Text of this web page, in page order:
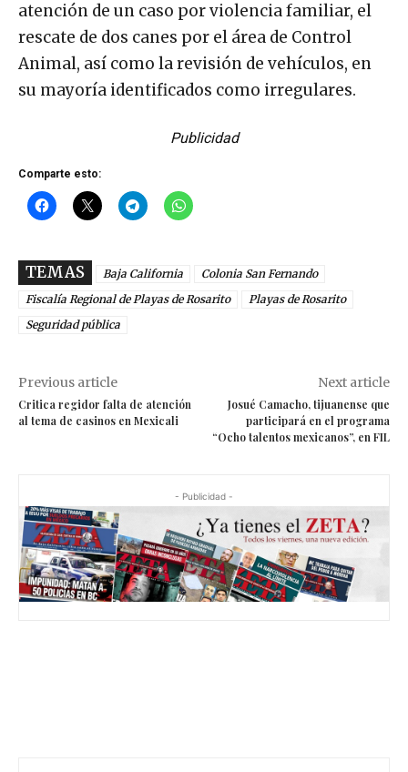
atención de un caso por violencia familiar, el
rescate de dos canes por el área de Control
Animal, así como la revisión de vehículos, en
su mayoría identificados como irregulares.
Publicidad
Comparte esto:
TEMAS Baja California
Colonia San Fernando
Fiscalía Regional de Playas de Rosarito
Playas de Rosarito
Seguridad pública
Previous article
Critica regidor falta de atención
al tema de casinos en Mexicali
Next article
Josué Camacho, tijuanense que
participará en el programa
“Ocho talentos mexicanos”, en FIL
- Publicidad -